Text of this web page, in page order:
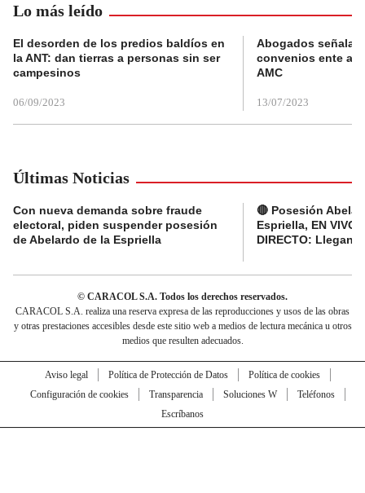
Lo más leído
El desorden de los predios baldíos en
la ANT: dan tierras a personas sin ser
campesinos
06/09/2023
Abogados
convenios ente
AMC
13/07/2023
Últimas Noticias
Con nueva demanda sobre fraude
electoral, piden suspender posesión
de Abelardo de la Espriella
🔴 Posesión
Espriella, EN VIVO
DIRECTO: Llegan
© CARACOL S.A. Todos los derechos reservados.
CARACOL S.A. realiza una reserva expresa de las reproducciones y usos de las obras
y otras prestaciones accesibles desde este sitio web a medios de lectura mecánica u otros
medios que resulten adecuados.
Aviso legal Política de Protección de Datos
Política de cookies
Configuración de cookies
Transparencia Soluciones W
Teléfonos
Escríbanos